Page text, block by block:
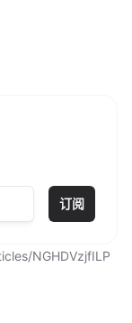
订阅
NGHDVzjfILP